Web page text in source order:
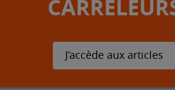
J’accède aux articles